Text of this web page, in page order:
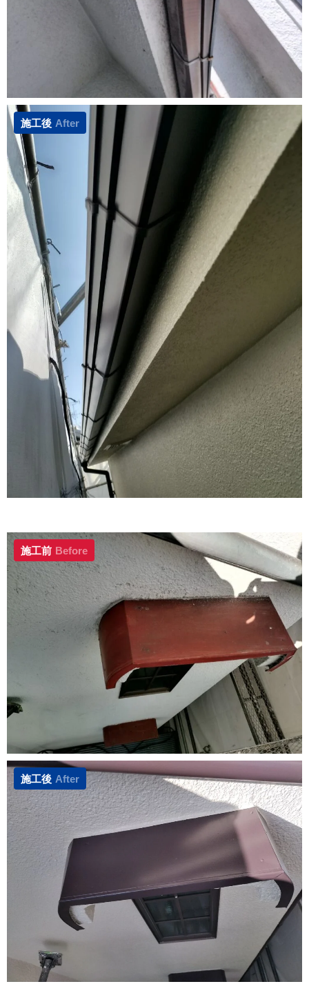
施工後 After
施工前 Before
施工後 After